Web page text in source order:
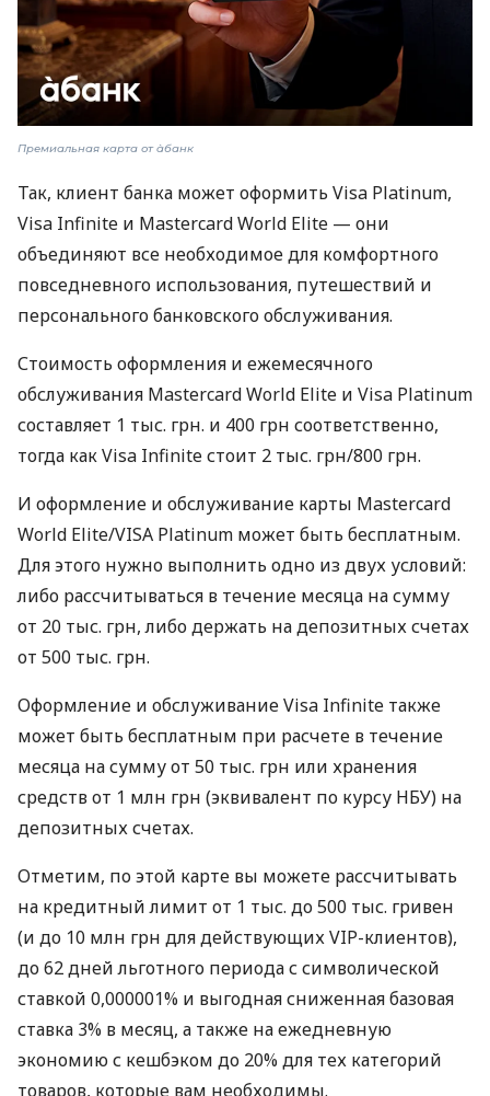
Премиальная карта от àбанк
Так, клиент банка может оформить Visa Platinum,
Visa Infinite и Mastercard World Elite — они
объединяют все необходимое для комфортного
повседневного использования, путешествий и
персонального банковского обслуживания.
Стоимость оформления и ежемесячного
обслуживания Mastercard World Elite и Visa Platinum
составляет 1 тыс. грн. и 400 грн соответственно,
тогда как Visa Infinite стоит 2 тыс. грн/800 грн.
И оформление и обслуживание карты Mastercard
World Elite/VISA Platinum может быть бесплатным.
Для этого нужно выполнить одно из двух условий:
либо рассчитываться в течение месяца на сумму
от 20 тыс. грн, либо держать на депозитных счетах
от 500 тыс. грн.
Оформление и обслуживание Visa Infinite также
может быть бесплатным при расчете в течение
месяца на сумму от 50 тыс. грн или хранения
средств от 1 млн грн (эквивалент по курсу НБУ) на
депозитных счетах.
Отметим, по этой карте вы можете рассчитывать
на кредитный лимит от 1 тыс. до 500 тыс. гривен
(и до 10 млн грн для действующих VIP-клиентов),
до 62 дней льготного периода с символической
ставкой 0,000001% и выгодная сниженная базовая
ставка 3% в месяц, а также на ежедневную
экономию с кешбэком до 20% для тех категорий
товаров, которые вам необходимы.